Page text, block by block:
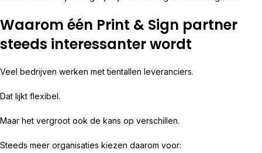
Waarom één Print & Sign partner
steeds interessanter wordt
Veel bedrijven werken met tientallen leveranciers.
Dat lijkt flexibel.
Maar het vergroot ook de kans op verschillen.
Steeds meer organisaties kiezen daarom voor: